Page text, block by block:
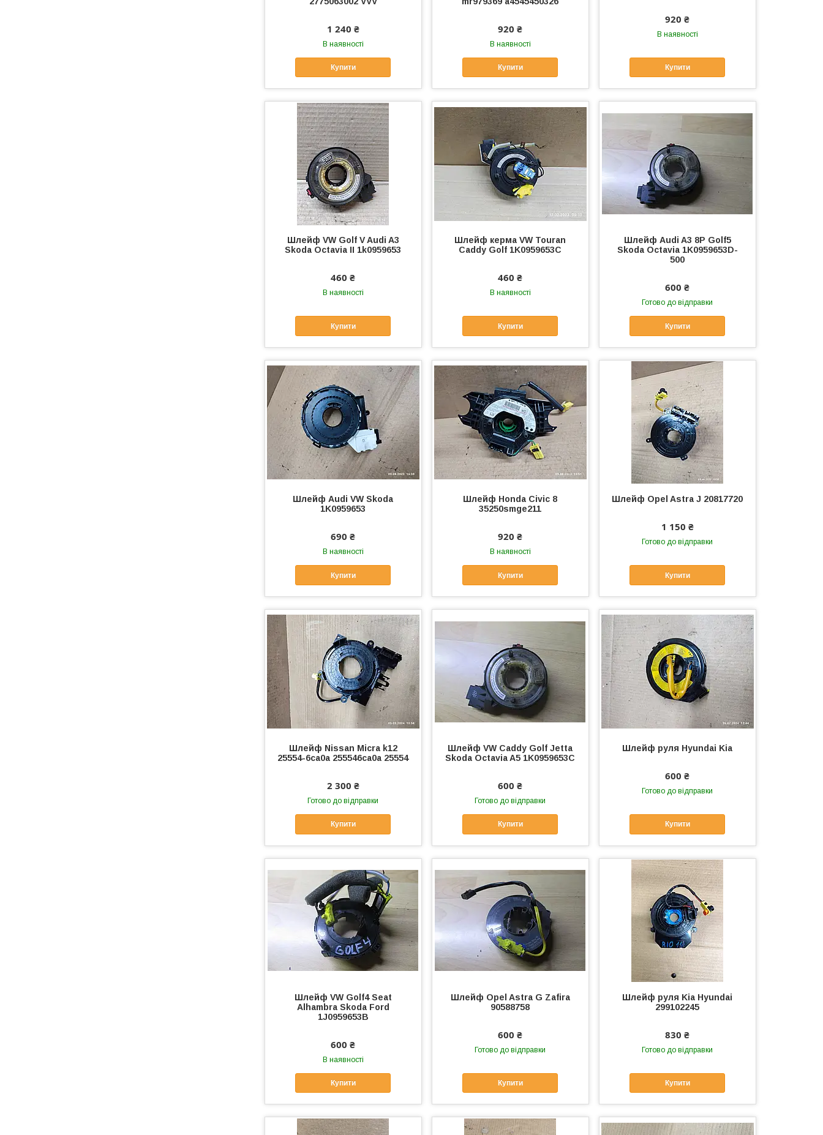
1 240 ₴
В наявності
Купити
920 ₴
В наявності
Купити
920 ₴
В наявності
Купити
Шлейф VW Golf V Audi A3
Skoda Octavia II 1k0959653
460 ₴
В наявності
Купити
Шлейф керма VW Touran
Caddy Golf 1K0959653C
460 ₴
В наявності
Купити
Шлейф Audi A3 8P Golf5
Skoda Octavia 1K0959653D-
500
600 ₴
Готово до відправки
Купити
Шлейф Audi VW Skoda
1K0959653
690 ₴
В наявності
Купити
Шлейф Honda Civic 8
35250smge211
920 ₴
В наявності
Купити
Шлейф Opel Astra J 20817720
1 150 ₴
Готово до відправки
Купити
Шлейф Nissan Micra k12
25554-6ca0a 255546ca0a 25554
2 300 ₴
Готово до відправки
Купити
Шлейф VW Caddy Golf Jetta
Skoda Octavia A5 1K0959653C
600 ₴
Готово до відправки
Купити
Шлейф руля Hyundai Kia
600 ₴
Готово до відправки
Купити
Шлейф VW Golf4 Seat
Alhambra Skoda Ford
1J0959653B
600 ₴
В наявності
Купити
Шлейф Opel Astra G Zafira
90588758
600 ₴
Готово до відправки
Купити
Шлейф руля Kia Hyundai
299102245
830 ₴
Готово до відправки
Купити